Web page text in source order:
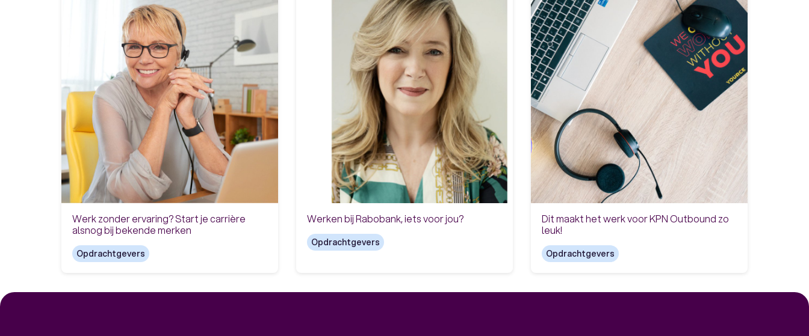
Werk zonder ervaring? Start je carrière
alsnog bij bekende merken
Opdrachtgevers
Werken bij Rabobank, iets voor jou?
Opdrachtgevers
Dit maakt het werk voor KPN Outbound zo
leuk!
Opdrachtgevers